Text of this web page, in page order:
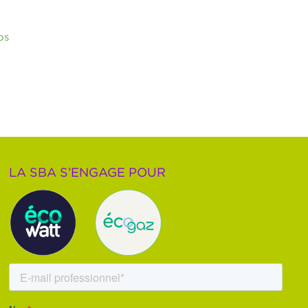
LA SBA S’ENGAGE POUR